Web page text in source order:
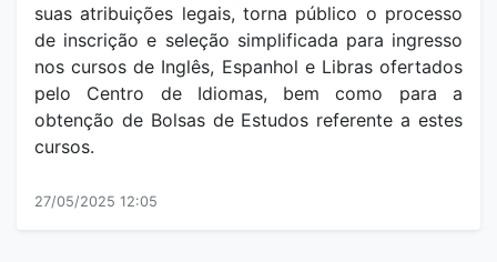
suas atribuições legais, torna público o processo
de inscrição e seleção simplificada para ingresso
nos cursos de Inglês, Espanhol e Libras ofertados
pelo Centro de Idiomas, bem como para a
obtenção de Bolsas de Estudos referente a estes
cursos.
27/05/2025 12:05